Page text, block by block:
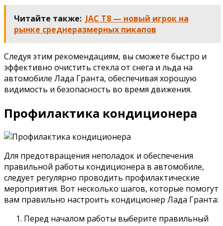
Читайте также: JAC T8 — новый игрок на
рынке среднеразмерных пикапов
Следуя этим рекомендациям, вы сможете быстро и
эффективно очистить стекла от снега и льда на
автомобиле Лада Гранта, обеспечивая хорошую
видимость и безопасность во время движения.
Профилактика кондиционера
Для предотвращения неполадок и обеспечения
правильной работы кондиционера в автомобиле,
следует регулярно проводить профилактические
мероприятия. Вот несколько шагов, которые помогут
вам правильно настроить кондиционер Лада Гранта:
Перед началом работы выберите правильный